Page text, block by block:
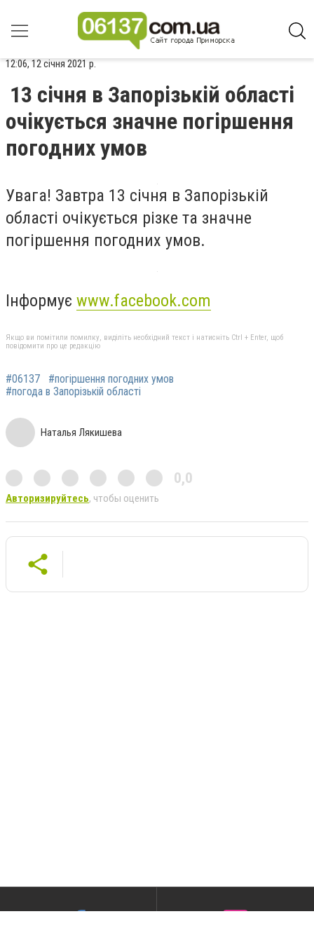
12:06, 12 січня 2021 р.
13 січня в Запорізькій області
очікується значне погіршення
погодних умов
Увага! Завтра 13 січня в Запорізькій
області очікується різке та значне
погіршення погодних умов.
Інформує www.facebook.com
Якщо ви помітили помилку, виділіть необхідний текст і натисніть Ctrl + Enter, щоб
повідомити про це редакцію
#06137
#погіршення погодних умов
#погода в Запорізькій області
Наталья Лякишева
0,0
Авторизируйтесь, чтобы оценить